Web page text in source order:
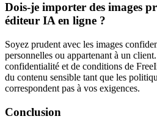
Dois-je importer des images
éditeur IA en ligne ?
Soyez prudent avec les images
personnelles ou appartenant à un
confidentialité et de conditions de
du contenu sensible tant que les
correspondent pas à vos exigences.
Conclusion